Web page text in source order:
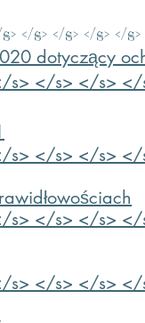
</s> </s> </s> </
dotyczący
</s> </s>
</s> </s>
</s> </s>
</s> </s>